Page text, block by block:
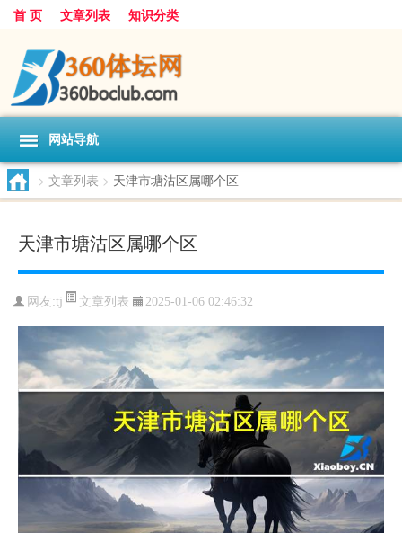
首 页 文章列表 知识分类
网站导航
> 文章列表 > 天津市塘沽区属哪个区
天津市塘沽区属哪个区
网友:tj 文章列表 2025-01-06 02:46:32